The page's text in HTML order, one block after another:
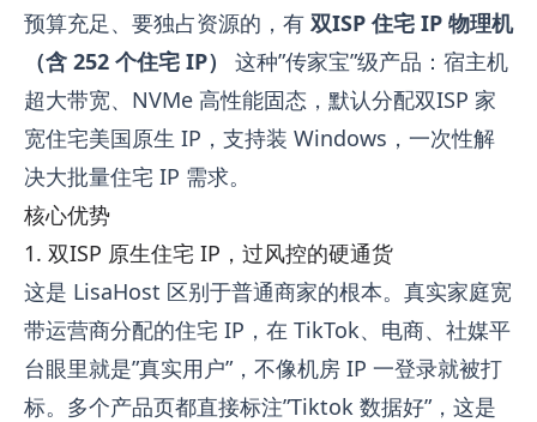
预算充足、要独占资源的，有 双ISP 住宅 IP 物理机
（含 252 个住宅 IP）
这种”传家宝”级产品：宿主机
超大带宽、NVMe 高性能固态，默认分配双ISP 家
宽住宅美国原生 IP，支持装 Windows，一次性解
决大批量住宅 IP 需求。
核心优势
1. 双ISP 原生住宅 IP，过风控的硬通货
这是 LisaHost 区别于普通商家的根本。真实家庭宽
带运营商分配的住宅 IP，在 TikTok、电商、社媒平
台眼里就是”真实用户”，不像机房 IP 一登录就被打
标。多个产品页都直接标注”Tiktok 数据好”，这是